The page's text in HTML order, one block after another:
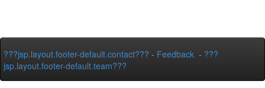
???jsp.layout.footer-default.contact??? - Feedback - ???
jsp.layout.footer-default.team???